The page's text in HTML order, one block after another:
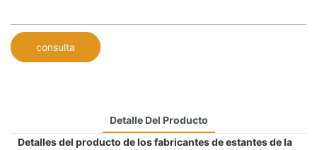
consulta
Detalle Del Producto
Detalles del producto de los fabricantes de estantes de la